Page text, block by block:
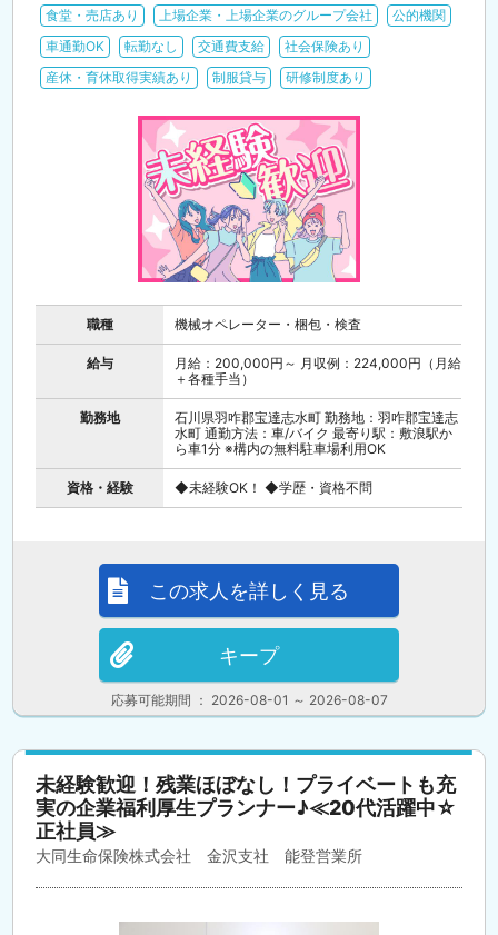
食堂・売店あり
上場企業・上場企業のグループ会社
公的機関
車通勤OK
転勤なし 交通費支給
社会保険あり
産休・育休取得実績あり
制服貸与 研修制度あり
職種 機械オペレーター・梱包・検査
給与
月給：200,000円～ 月収例：224,000円（月給
＋各種手当）
勤務地
石川県羽咋郡宝達志水町 勤務地：羽咋郡宝達志
水町 通勤方法：車/バイク 最寄り駅：敷浪駅か
ら車1分 ※構内の無料駐車場利用OK
資格・経験 ◆未経験OK！ ◆学歴・資格不問
応募可能期間 ： 2026-08-01 ～ 2026-08-07
この求人を詳しく見る
キープ
未経験歓迎！残業ほぼなし！プライベートも充
実の企業福利厚生プランナー♪≪20代活躍中☆
正社員≫
大同生命保険株式会社 金沢支社 能登営業所